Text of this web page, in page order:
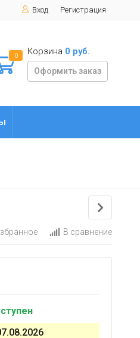
Вход Регистрация
0 Корзина 0 руб.
Оформить заказ
В сравнение